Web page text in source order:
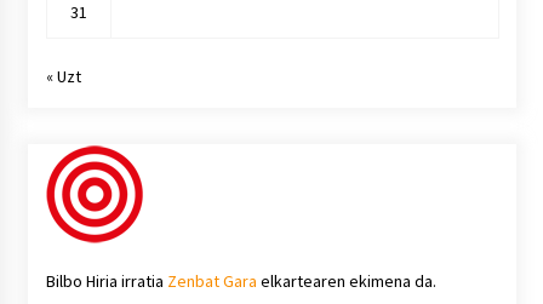
31
« Uzt
Bilbo Hiria irratia Zenbat Gara elkartearen ekimena da.